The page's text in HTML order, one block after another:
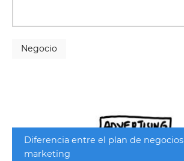
Negocio
Diferencia entre el plan de
marketing